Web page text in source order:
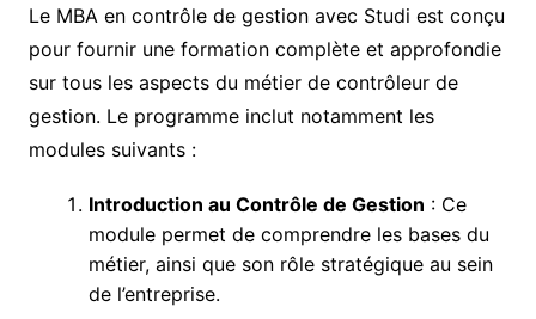
Le MBA en contrôle de gestion avec Studi est conçu
pour fournir une formation complète et approfondie
sur tous les aspects du métier de contrôleur de
gestion. Le programme inclut notamment les
modules suivants :
Introduction au Contrôle de Gestion : Ce
module permet de comprendre les bases du
métier, ainsi que son rôle stratégique au sein
de l’entreprise.